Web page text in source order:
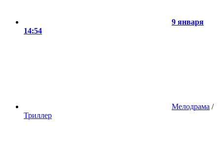
9 января
14:54
Мелодрама /
Триллер